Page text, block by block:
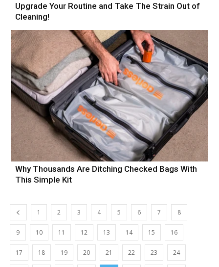
Upgrade Your Routine and Take The Strain Out of
Cleaning!
Why Thousands Are Ditching Checked Bags With
This Simple Kit
1 2 3 4 5 6 7 8
9 10 11 12 13 14 15 16
17 18 19 20 21 22 23 24